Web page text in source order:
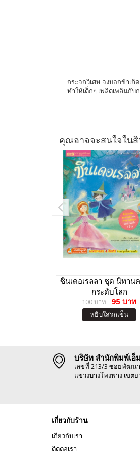
กระจกวิเศษ จงบอกข้าเ
ทำให้เด็กๆ เพลิดเพลินกับ
คุณอาจจะสนใจใน
ซินเดอเรลลา ชุด นิทาน
กระดับโลก
100 บาท 95 บาท
หยิบใส่รถเข็น
บริษัท สำนักพิมพ์เอ็
เลขที่ 213/3 ซอยพัฒน
แขวงบางโพงพาง เขต
เกี่ยวกับร้าน
เกี่ยวกับเรา
ติดต่อเรา